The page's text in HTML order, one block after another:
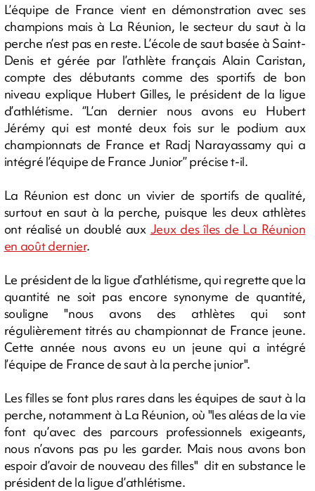
L’équipe de France vient en démonstration avec ses
champions mais à La Réunion, le secteur du saut à la
perche n’est pas en reste. L’école de saut basée à Saint-
Denis et gérée par l’athlète français Alain Caristan,
compte des débutants comme des sportifs de bon
niveau explique Hubert Gilles, le président de la ligue
d’athlétisme. ‘’L’an dernier nous avons eu Hubert
Jérémy qui est monté deux fois sur le podium aux
championnats de France et Radj Narayassamy qui a
intégré l’équipe de France Junior’’ précise t-il.
La Réunion est donc un vivier de sportifs de qualité,
surtout en saut à la perche, puisque les deux athlètes
ont réalisé un doublé aux Jeux des îles de La Réunion
en août dernier.
Le président de la ligue d’athlétisme, qui regrette que la
quantité ne soit pas encore synonyme de quantité,
souligne "nous avons des athlètes qui sont
régulièrement titrés au championnat de France jeune.
Cette année nous avons eu un jeune qui a intégré
l’équipe de France de saut à la perche junior".
Les filles se font plus rares dans les équipes de saut à la
perche, notamment à La Réunion, où "les aléas de la vie
font qu’avec des parcours professionnels exigeants,
nous n’avons pas pu les garder. Mais nous avons bon
espoir d’avoir de nouveau des filles" dit en substance le
président de la ligue d’athlétisme.